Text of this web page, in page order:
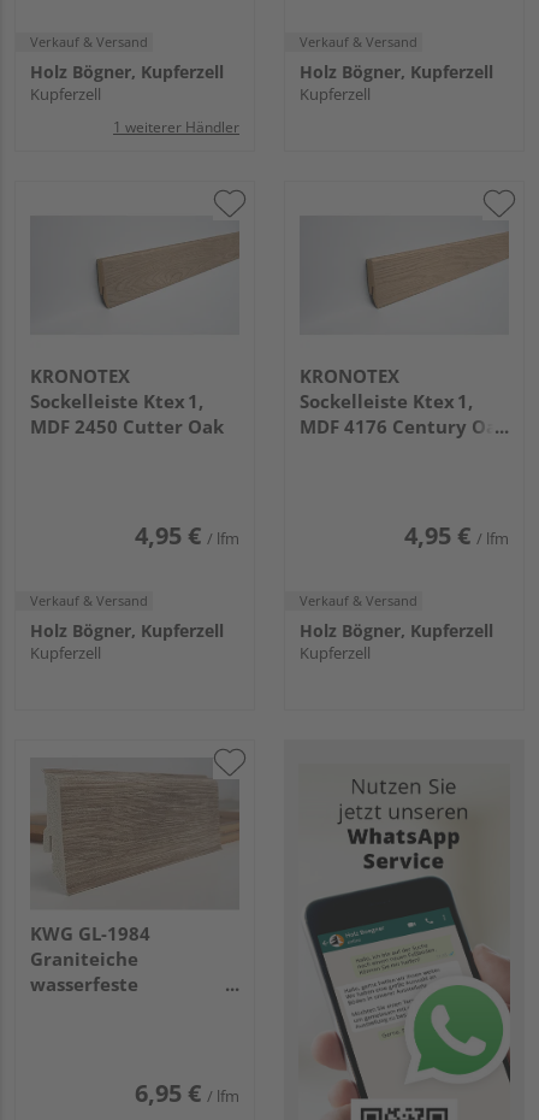
Verkauf & Versand
Holz Bögner, Kupferzell
Kupferzell
1 weiterer Händler
Verkauf & Versand
Holz Bögner, Kupferzell
Kupferzell
KRONOTEX
Sockelleiste Ktex 1,
MDF 2450 Cutter Oak
4,95 € / lfm
Verkauf & Versand
Holz Bögner, Kupferzell
Kupferzell
KRONOTEX
Sockelleiste Ktex 1,
MDF 4176 Century Oak
4,95 € / lfm
Verkauf & Versand
Holz Bögner, Kupferzell
Kupferzell
KWG GL-1984
Graniteiche
wasserfeste
6,95 € / lfm